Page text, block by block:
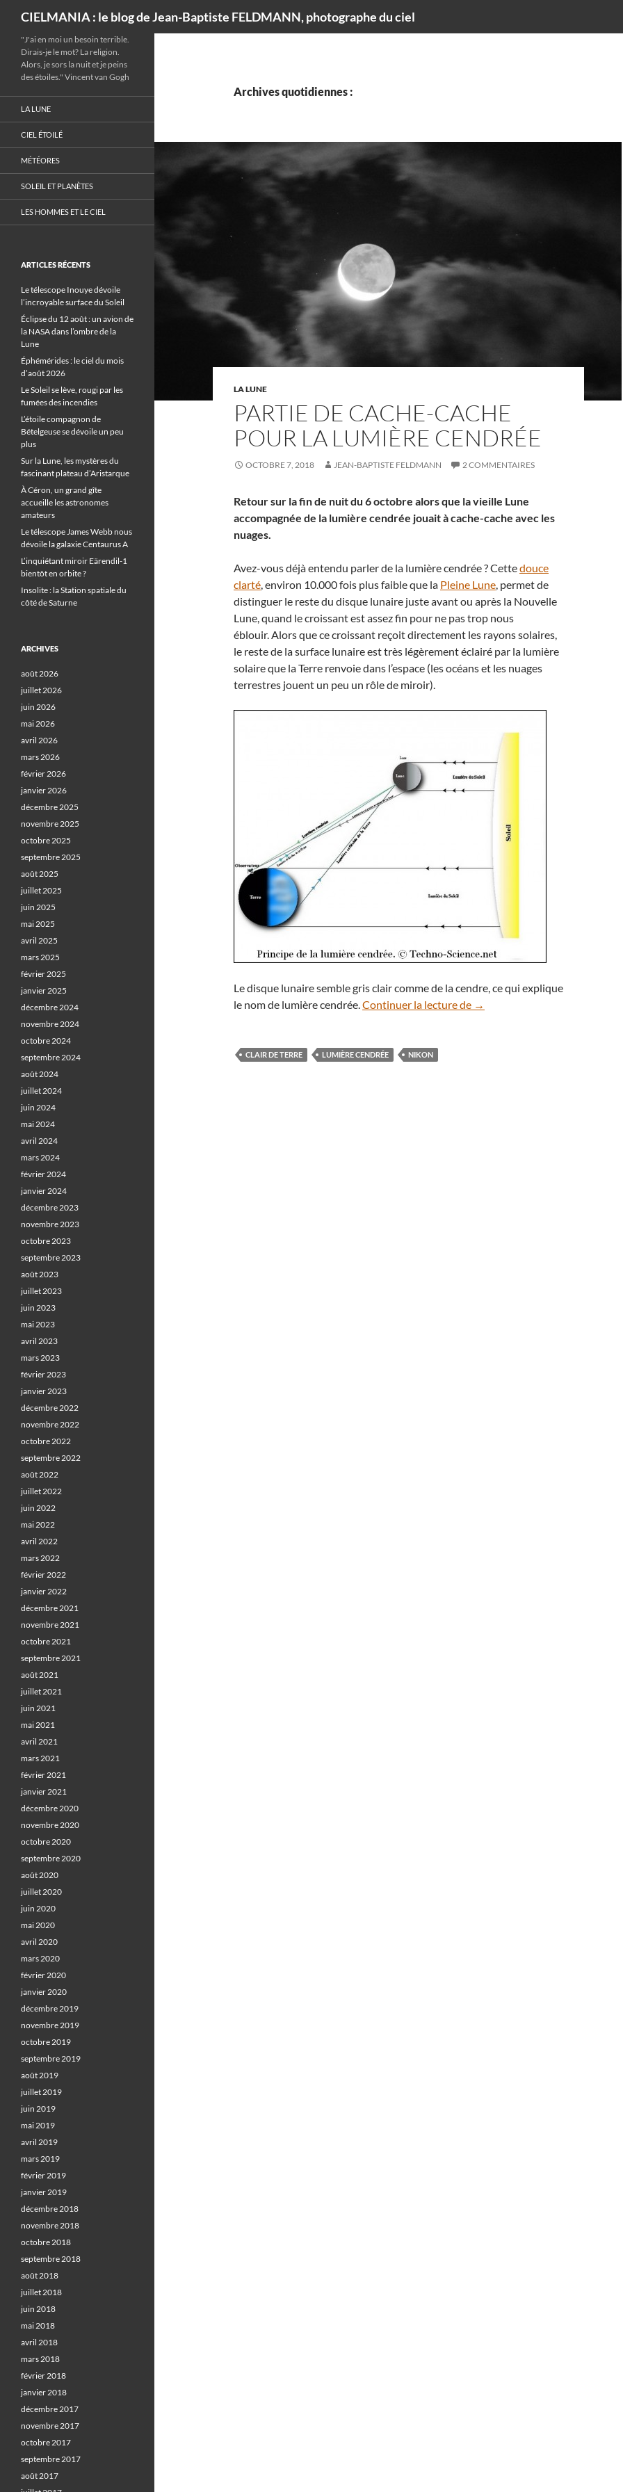
CIELMANIA : le blog de Jean-Baptiste FELDMANN, photographe du ciel
Archives quotidiennes :
LA LUNE
PARTIE DE CACHE-CACHE
POUR LA LUMIÈRE CENDRÉE
OCTOBRE 7, 2018 JEAN-BAPTISTE FELDMANN 2 COMMENTAIRES
Retour sur la fin de nuit du 6 octobre alors que la vieille Lune
accompagnée de la lumière cendrée jouait à cache-cache avec les
nuages.
Avez-vous déjà entendu parler de la lumière cendrée ? Cettedouce
clarté, environ 10.000 fois plus faible que la Pleine Lune, permet de
distinguer le reste du disque lunaire juste avant ou après la Nouvelle
Lune, quand le croissant est assez fin pour ne pas trop nous
éblouir. Alors que ce croissant reçoit directement les rayons solaires,
le reste de la surface lunaire est très légèrement éclairé par la lumière
solaire que la Terre renvoie dans l’espace (les océans et les nuages
terrestres jouent un peu un rôle de miroir).
Le disque lunaire semble gris clair comme de la cendre, ce qui explique
le nom de lumière cendrée.Continuer la lecture de Partie de cache-cache pour la
→
CLAIR DE TERRE LUMIÈRE CENDRÉE NIKON
"J'ai en moi un besoin terrible.
Dirais-je le mot? La religion.
Alors, je sors la nuit et je peins
des étoiles." Vincent van Gogh
LA LUNE
CIEL ÉTOILÉ
MÉTÉORES
SOLEIL ET PLANÈTES
LES HOMMES ET LE CIEL
ARTICLES RÉCENTS
Le télescope Inouye dévoile
l’incroyable surface du Soleil
Éclipse du 12 août : un avion de
la NASA dans l’ombre de la
Lune
Éphémérides : le ciel du mois
d’août 2026
Le Soleil se lève, rougi par les
fumées des incendies
L’étoile compagnon de
Bételgeuse se dévoile un peu
plus
Sur la Lune, les mystères du
fascinant plateau d’Aristarque
À Céron, un grand gîte
accueille les astronomes
amateurs
Le télescope James Webb nous
dévoile la galaxie Centaurus A
L’inquiétant miroir Eärendil-1
bientôt en orbite ?
Insolite : la Station spatiale du
côté de Saturne
ARCHIVES
août 2026
juillet 2026
juin 2026
mai 2026
avril 2026
mars 2026
février 2026
janvier 2026
décembre 2025
novembre 2025
octobre 2025
septembre 2025
août 2025
juillet 2025
juin 2025
mai 2025
avril 2025
mars 2025
février 2025
janvier 2025
décembre 2024
novembre 2024
octobre 2024
septembre 2024
août 2024
juillet 2024
juin 2024
mai 2024
avril 2024
mars 2024
février 2024
janvier 2024
décembre 2023
novembre 2023
octobre 2023
septembre 2023
août 2023
juillet 2023
juin 2023
mai 2023
avril 2023
mars 2023
février 2023
janvier 2023
décembre 2022
novembre 2022
octobre 2022
septembre 2022
août 2022
juillet 2022
juin 2022
mai 2022
avril 2022
mars 2022
février 2022
janvier 2022
décembre 2021
novembre 2021
octobre 2021
septembre 2021
août 2021
juillet 2021
juin 2021
mai 2021
avril 2021
mars 2021
février 2021
janvier 2021
décembre 2020
novembre 2020
octobre 2020
septembre 2020
août 2020
juillet 2020
juin 2020
mai 2020
avril 2020
mars 2020
février 2020
janvier 2020
décembre 2019
novembre 2019
octobre 2019
septembre 2019
août 2019
juillet 2019
juin 2019
mai 2019
avril 2019
mars 2019
février 2019
janvier 2019
décembre 2018
novembre 2018
octobre 2018
septembre 2018
août 2018
juillet 2018
juin 2018
mai 2018
avril 2018
mars 2018
février 2018
janvier 2018
décembre 2017
novembre 2017
octobre 2017
septembre 2017
août 2017